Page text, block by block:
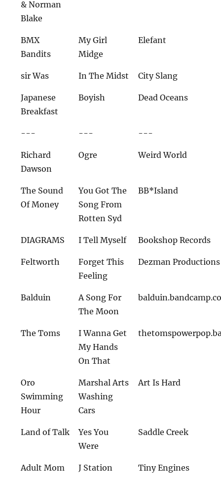
& Norman
Blake
BMX
Bandits
My Girl
Midge
Elefant
sir Was In The Midst City Slang
Japanese
Breakfast
Boyish Dead Oceans
--- --- ---
Richard
Dawson
Ogre Weird World
The Sound
Of Money
You Got The
Song From
Rotten Syd
BB*Island
DIAGRAMS I Tell Myself Bookshop Records
Feltworth
Forget This
Feeling
Dezman Productions
Balduin
A Song For
The Moon
The Toms
I Wanna Get
My Hands
On That
Oro
Swimming
Hour
Marshal Arts
Washing
Cars
Art Is Hard
Land of Talk
Yes You
Were
Saddle Creek
Adult Mom J Station Tiny Engines